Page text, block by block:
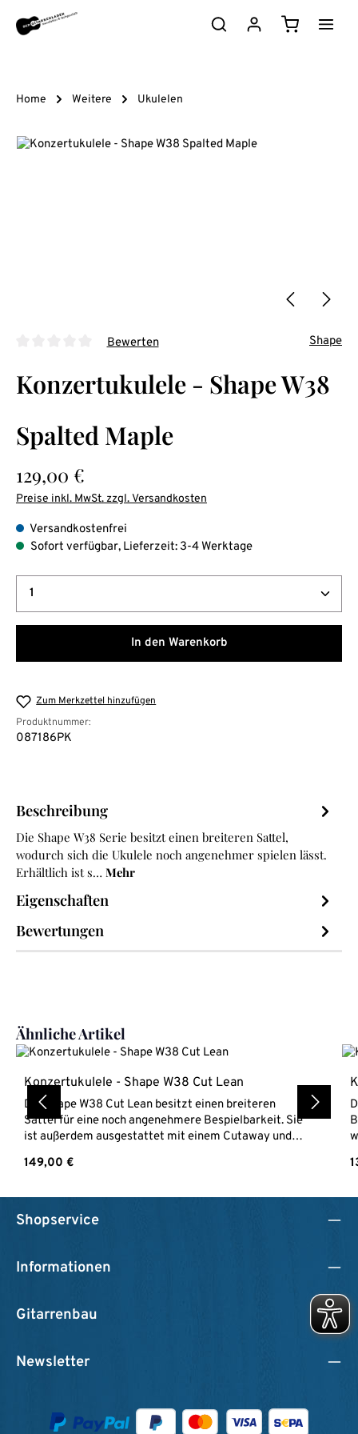
Zum Hauptinhalt springen
Home Weitere Ukulelen
Bildergalerie überspringen
Bewerten Shape
Konzertukulele - Shape W38
Spalted Maple
Regulärer Preis:
129,00 €
Preise inkl. MwSt. zzgl. Versandkosten
Versandkostenfrei
Sofort verfügbar, Lieferzeit: 3-4 Werktage
Produkt Anzahl: Gib den gewünschten Wert ein
In den Warenkorb
Zum Merkzettel hinzufügen
Produktnummer:
087186PK
Beschreibung
Die Shape W38 Serie besitzt einen breiteren Sattel,
wodurch sich die Ukulele noch angenehmer spielen lässt.
Erhältlich ist s… Mehr
Eigenschaften
Bewertungen
Produktgalerie überspringen
Ähnliche Artikel
Konzertukulele - Shape W38 Cut Lean
Die Shape W38 Cut Lean besitzt einen breiteren
Sattel für eine noch angenehmere Bespielbarkeit. Sie
ist außerdem ausgestattet mit einem Cutaway und
werden in unserer Meisterwerkstatt optimiert ->
Konzert Ukulele Decke aus massiver FichteBoden &
Zargen aus KoaGriffbrett aus PalisanderMahagoni
HalsSattelbreite 38 mmMensur 380 mmLackierung
Regulärer Preis:
149,00 €
Shopservice
Informationen
Gitarrenbau
Newsletter